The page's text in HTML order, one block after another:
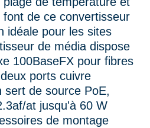
de ce convertisseur
idéale pour les sites
de média dispose
100BaseFX pour fibres
ports cuivre
sert de source PoE,
at jusqu'à 60 W
de montage